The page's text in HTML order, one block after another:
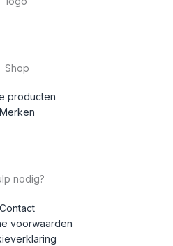
Shop
producten
Merken
nodig?
Contact
voorwaarden